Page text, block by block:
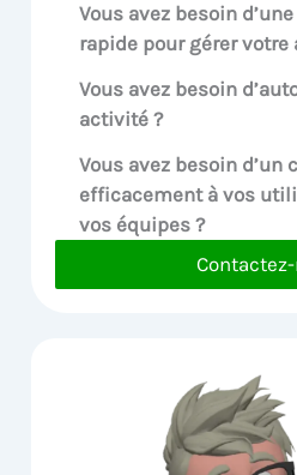
Vous avez besoin
rapide pour gérer votre
Vous avez besoin
activité ?
Vous avez besoin d’un
efficacement à vos
vos équipes ?